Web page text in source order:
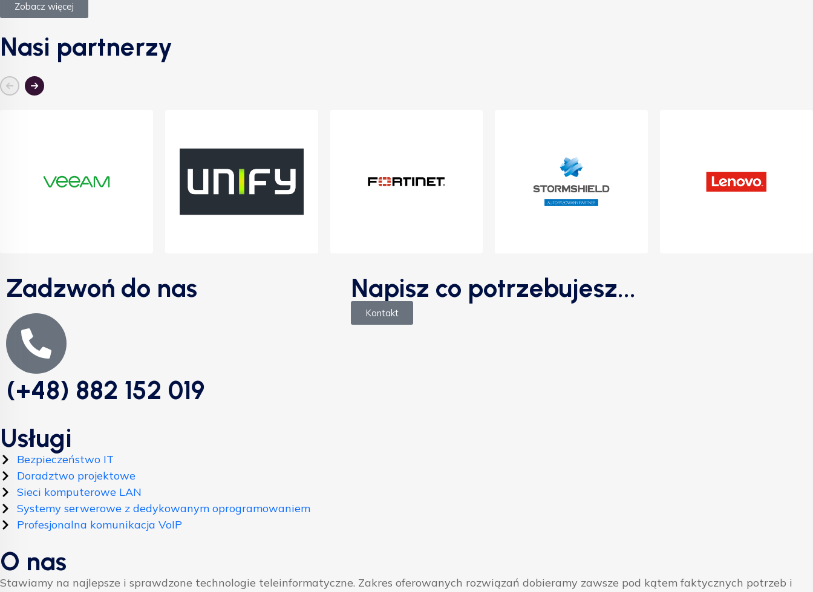
Zobacz więcej
Nasi partnerzy
Zadzwoń do nas
(+48) 882 152 019
Napisz co potrzebujesz...
Kontakt
Usługi
Bezpieczeństwo IT
Doradztwo projektowe
Sieci komputerowe LAN
Systemy serwerowe z dedykowanym oprogramowaniem
Profesjonalna komunikacja VoIP
O nas
Stawiamy na najlepsze i sprawdzone technologie teleinformatyczne. Zakres oferowanych rozwiązań dobieramy zawsze pod kątem faktycznych potrzeb i